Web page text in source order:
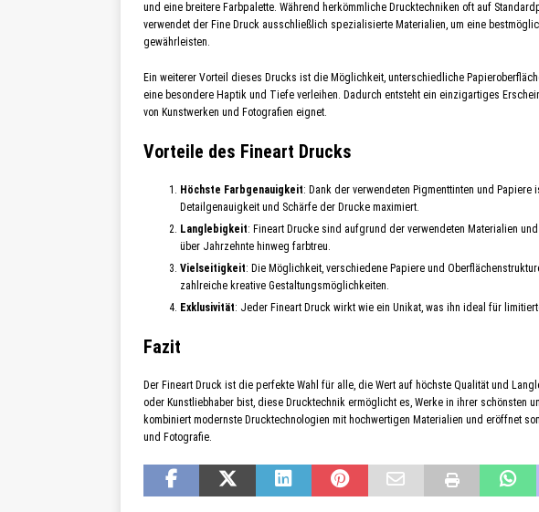
und eine breitere Farbpalette. Während herkömmliche Drucktechniken oft auf
verwendet der Fine Druck ausschließlich spezialisierte Materialien, um eine
gewährleisten.
Ein weiterer Vorteil dieses Drucks ist die Möglichkeit, unterschiedliche
eine besondere Haptik und Tiefe verleihen. Dadurch entsteht ein einzigartiges
von Kunstwerken und Fotografien eignet.
Vorteile des Fineart Drucks
Höchste Farbgenauigkeit: Dank der verwendeten Pigmenttinten und
Detailgenauigkeit und Schärfe der Drucke maximiert.
Langlebigkeit: Fineart Drucke sind aufgrund der verwendeten Materialien
über Jahrzehnte hinweg farbtreu.
Vielseitigkeit: Die Möglichkeit, verschiedene Papiere und
zahlreiche kreative Gestaltungsmöglichkeiten.
Exklusivität: Jeder Fineart Druck wirkt wie ein Unikat, was ihn ideal für
Fazit
Der Fineart Druck ist die perfekte Wahl für alle, die Wert auf höchste Qualität und
oder Kunstliebhaber bist, diese Drucktechnik ermöglicht es, Werke in ihrer schönsten
kombiniert modernste Drucktechnologien mit hochwertigen Materialien und eröffnet
und Fotografie.